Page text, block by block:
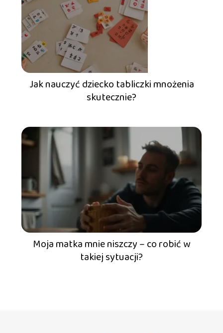
Jak nauczyć dziecko tabliczki mnożenia
skutecznie?
Moja matka mnie niszczy – co robić w
takiej sytuacji?